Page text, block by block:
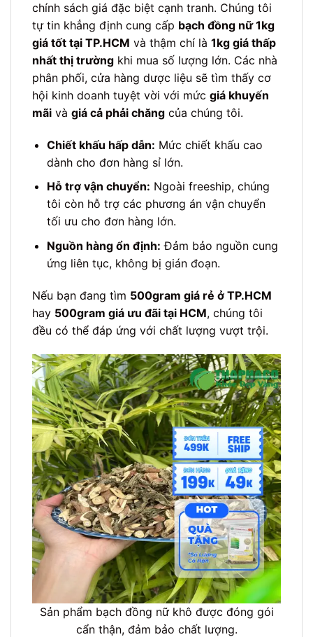
chính sách giá đặc biệt cạnh tranh. Chúng tôi
tự tin khẳng định cung cấp bạch đồng nữ 1kg
giá tốt tại TP.HCM và thậm chí là 1kg giá thấp
nhất thị trường khi mua số lượng lớn. Các nhà
phân phối, cửa hàng dược liệu sẽ tìm thấy cơ
hội kinh doanh tuyệt vời với mức giá khuyến
mãi và giá cả phải chăng của chúng tôi.
Chiết khấu hấp dẫn: Mức chiết khấu cao
dành cho đơn hàng sỉ lớn.
Hỗ trợ vận chuyển: Ngoài freeship, chúng
tôi còn hỗ trợ các phương án vận chuyển
tối ưu cho đơn hàng lớn.
Nguồn hàng ổn định: Đảm bảo nguồn cung
ứng liên tục, không bị gián đoạn.
Nếu bạn đang tìm 500gram giá rẻ ở TP.HCM
hay 500gram giá ưu đãi tại HCM, chúng tôi
đều có thể đáp ứng với chất lượng vượt trội.
Sản phẩm bạch đồng nữ khô được đóng gói
cẩn thận, đảm bảo chất lượng.